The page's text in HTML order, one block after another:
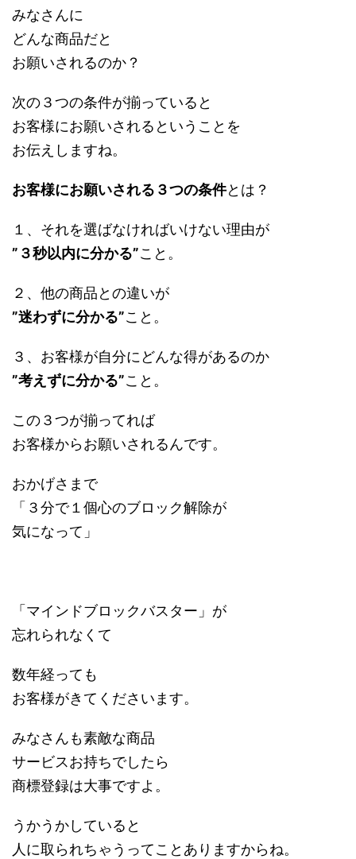
みなさんに
どんな商品だと
お願いされるのか？
次の３つの条件が揃っていると
お客様にお願いされるということを
お伝えしますね。
お客様にお願いされる３つの条件とは？
１、それを選ばなければいけない理由が
”３秒以内に分かる”こと。
２、他の商品との違いが
”迷わずに分かる”こと。
３、お客様が自分にどんな得があるのか
”考えずに分かる”こと。
この３つが揃ってれば
お客様からお願いされるんです。
おかげさまで
「３分で１個心のブロック解除が
気になって」
「マインドブロックバスター」が
忘れられなくて
数年経っても
お客様がきてくださいます。
みなさんも素敵な商品
サービスお持ちでしたら
商標登録は大事ですよ。
うかうかしていると
人に取られちゃうってことありますからね。